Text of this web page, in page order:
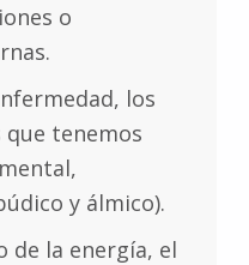
o
los
tenemos
y álmico).
de la energía, el